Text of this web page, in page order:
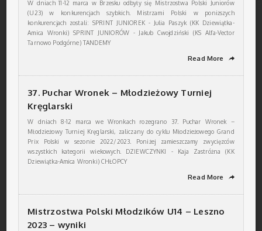
W dniach 11-12 marca w Brzesku odbyły się Mistrzostwa Polski Juniorów
(U23) w konkurencjach szybkich. Mistrzami Polski w poniższych
konkurencjach zostali: SPRINT JUNIOREK - Julia Paszyk (KK Dziewiątka-
Amica Wronki) SPRINT JUNIORÓW - Jakub Cwojdziński (KS Alfa-Vector
Tarnowo Podgórne) TANDEMY
Read More ➦
37. Puchar Wronek – Młodzieżowy Turniej
Kręglarski
W dniach 8-12 marca we Wronkach rozegrano 37. Puchar Wronek –
Młodzieżowy Turniej Kręglarski, zaliczany do cyklu Młodzieżowego Grand
Prix Polski w sezonie 2022/2023. Poniżej zamieszczamy zwycięzców
wszystkich kategorii wiekowych. DZIEWCZYNKI - Kaja Zastróżna (KK
Dziewiątka-Amica Wronki) CHŁOPCY
Read More ➦
Mistrzostwa Polski Młodzików U14 – Leszno
2023 – wyniki